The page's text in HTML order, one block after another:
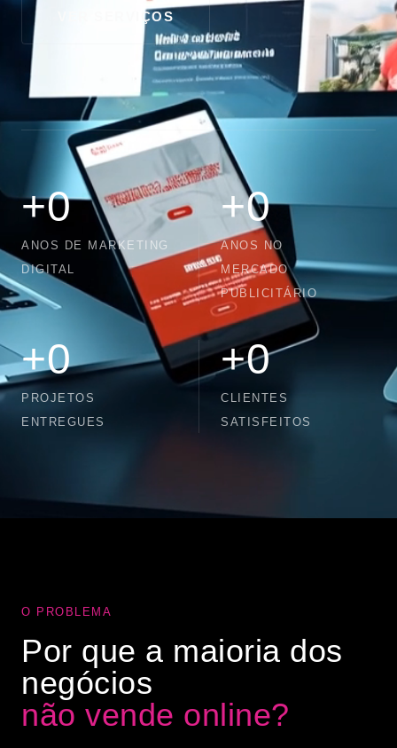
VER SERVIÇOS
+0
ANOS DE MARKETING
DIGITAL
+0
ANOS NO
MERCADO
PUBLICITÁRIO
+0
PROJETOS
ENTREGUES
+0
CLIENTES
SATISFEITOS
O PROBLEMA
Por que a maioria dos
negócios
não vende online?